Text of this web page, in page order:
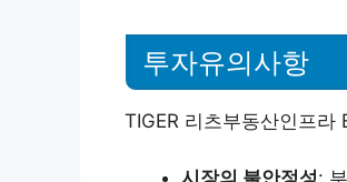
투자유의사항
TIGER 리츠부동산인프라
시장의 불안정성: